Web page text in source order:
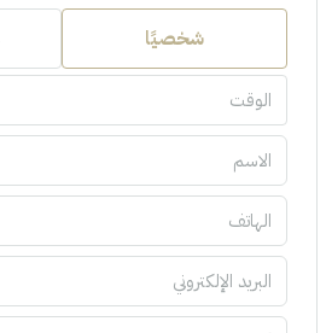
شخصيًا
الوقت